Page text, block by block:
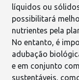
líquidos ou
possibilitará
nutrientes pela
No entanto, é
adubação
e em conjunto
sustentáveis,